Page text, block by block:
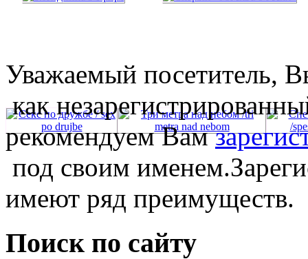
Уважаемый посетитель,
как
рекомендуем Вам
под своим
имеют ряд преимуществ.
Поиск по сайту